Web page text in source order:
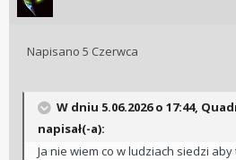
Napisano 5 Czerwca
W dniu 5.06.2026 o 17:44,
napisał(-a):
Ja nie wiem co w ludziach siedzi